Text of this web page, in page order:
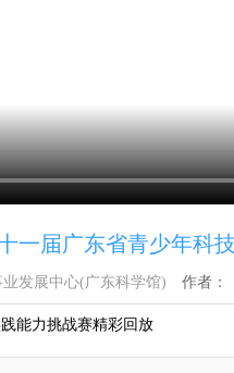
一届广东省青少年科
发展中心(广东科学馆) 作者：
能力挑战赛精彩回放